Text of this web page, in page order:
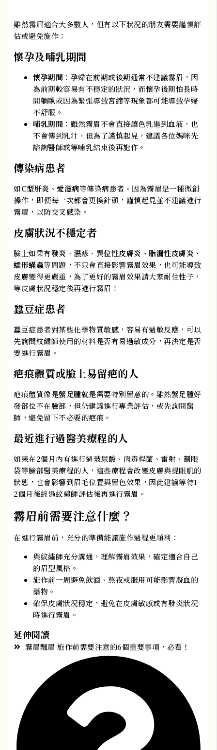
雖然霧眉適合大多數人，但有以下狀況的朋友需要謹慎評
估或避免施作：
懷孕及哺乳期間
懷孕期間 ：孕婦在前期或後期通常不建議霧眉，因
為前期較容易有不穩定的狀況，而懷孕後期怕長時
間躺臥或因為緊張導致宮縮等現象都可能導致孕婦
不舒服。
哺乳期間 ：雖然霧眉不會直接讓色乳進到血液，也
不會傳到乳汁，但為了謹慎起見，建議各位媽咪先
諮詢醫師或等哺乳結束後再施作。
傳染病患者
如C型肝炎 、愛滋病等傳染病患者。因為霧眉是一種微創
操作，即便每一次都會更換針頭，謹慎起見並不建議進行
霧眉，以防交叉感染。
皮膚狀況不穩定者
臉上如果有發炎 、 濕疹 、 異位性皮膚炎、脂漏性皮膚炎、
蠕形蟎蟲等問題，不只會直接影響霧眉效果，也可能導致
皮膚變得更嚴重，為了更好的霧眉效果請大家耐住性子，
等皮膚狀況穩定後再進行霧眉！
蠶豆症患者
蠶豆症患者對某些化學物質敏感，容易有過敏反應，可以
先詢問紋繡師使用的材料是否有易過敏成分，再決定是否
要進行霧眉。
疤痕體質或臉上易留疤的人
疤痕體質像是蟹足腫就是需要特別留意的。雖然蟹足腫好
發部位不在臉部，但仍建議進行專業評估，或先詢問醫
師，避免留下不必要的疤痕。
最近進行過醫美療程的人
如果在2個月內有進行過玻尿酸、肉毒桿菌、雷射、割眼
袋等臉部醫美療程的人，這些療程會改變皮膚與提眼肌的
狀態，也會影響到眉毛位置與留色效果，因此建議等待1-
2個月後經過紋繡師評估後再進行霧眉。
霧眉前需要注意什麼？
在進行霧眉前，充分的準備能讓施作過程更順利：
與紋繡師充分溝通，理解霧眉效果，確定適合自己
的眉型風格。
施作前一周避免飲酒、熬夜或服用可能影響凝血的
藥物。
確保皮膚狀況穩定，避免在皮膚敏感或有發炎狀況
時進行霧眉。
延伸閱讀
霧眉飄眉 施作前需要注意的6個重要事項，必看！